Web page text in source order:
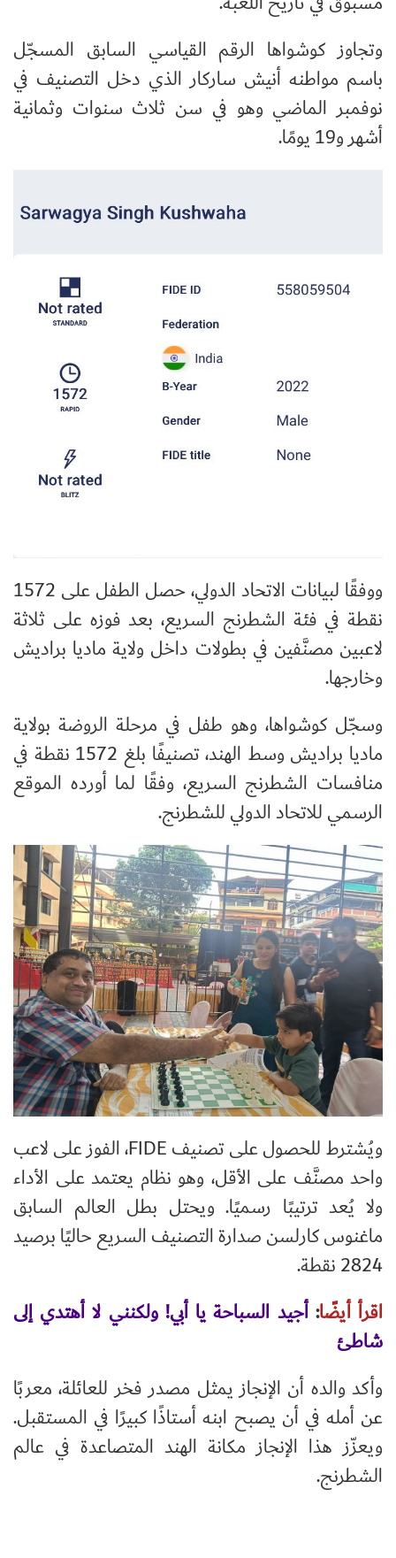
وتجاوز كوشواها الرقم القياسي السابق المسجّل
باسم مواطنه أنيش ساركار الذي دخل التصنيف في
نوفمبر الماضي وهو في سن ثلاث سنوات وثمانية
أشهر و19 يومًا.
ووفقًا لبيانات الاتحاد الدولي، حصل الطفل على 1572
نقطة في فئة الشطرنج السريع، بعد فوزه على ثلاثة
لاعبين مصنَّفين في بطولات داخل ولاية ماديا براديش
وخارجها.
وسجّل كوشواها، وهو طفل في مرحلة الروضة بولاية
ماديا براديش وسط الهند، تصنيفًا بلغ 1572 نقطة في
منافسات الشطرنج السريع، وفقًا لما أورده الموقع
الرسمي للاتحاد الدولي للشطرنج.
ويُشترط للحصول على تصنيف FIDE، الفوز على لاعب
واحد مصنَّف على الأقل، وهو نظام يعتمد على الأداء
ولا يُعد ترتيبًا رسميًا. ويحتل بطل العالم السابق
ماغنوس كارلسن صدارة التصنيف السريع حاليًا برصيد
2824 نقطة.
اقرأ أيضًا: أجيد السباحة يا أبي! ولكنني لا أهتدي إلى
شاطئ
وأكد والده أن الإنجاز يمثل مصدر فخر للعائلة، معربًا
عن أمله في أن يصبح ابنه أستاذًا كبيرًا في المستقبل.
ويعزّز هذا الإنجاز مكانة الهند المتصاعدة في عالم
الشطرنج.